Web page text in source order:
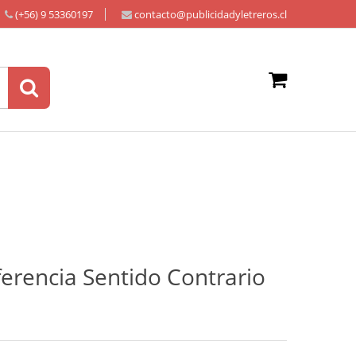
(+56) 9 53360197 contacto@publicidadyletreros.cl
Sentido Contrario